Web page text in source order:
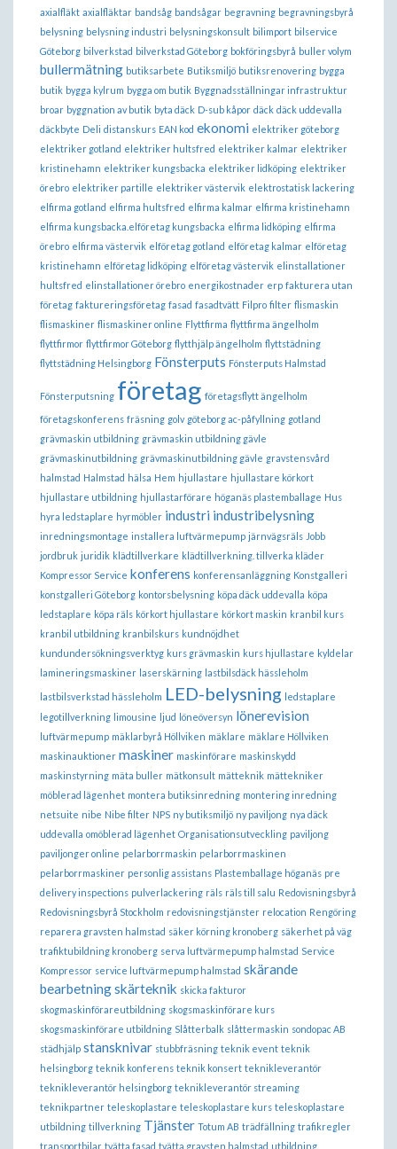
axialfläkt axialfläktar bandsåg bandsågar begravning begravningsbyrå
belysning belysning industri belysningskonsult bilimport bilservice
Göteborg bilverkstad bilverkstad Göteborg bokföringsbyrå buller volym
bullermätning butiksarbete Butiksmiljö butiksrenovering bygga
butik bygga kylrum bygga om butik Byggnadsställningar infrastruktur
broar byggnation av butik byta däck D-sub kåpor däck däck uddevalla
däckbyte Deli distanskurs EAN kod ekonomi elektriker göteborg
elektriker gotland elektriker hultsfred elektriker kalmar elektriker
kristinehamn elektriker kungsbacka elektriker lidköping elektriker
örebro elektriker partille elektriker västervik elektrostatisk lackering
elfirma gotland elfirma hultsfred elfirma kalmar elfirma kristinehamn
elfirma kungsbacka.elföretag kungsbacka elfirma lidköping elfirma
örebro elfirma västervik elföretag gotland elföretag kalmar elföretag
kristinehamn elföretag lidköping elföretag västervik elinstallationer
hultsfred elinstallationer örebro energikostnader erp fakturera utan
företag faktureringsföretag fasad fasadtvätt Filpro filter flismaskin
flismaskiner flismaskiner online Flyttfirma flyttfirma ängelholm
flyttfirmor flyttfirmor Göteborg flytthjälp ängelholm flyttstädning
flyttstädning Helsingborg Fönsterputs Fönsterputs Halmstad
Fönsterputsning företag företagsflytt ängelholm
företagskonferens fräsning golv göteborg ac-påfyllning gotland
grävmaskin utbildning grävmaskin utbildning gävle
grävmaskinutbildning grävmaskinutbildning gävle gravstensvård
halmstad Halmstad hälsa Hem hjullastare hjullastare körkort
hjullastare utbildning hjullastarförare höganäs plastemballage Hus
hyra ledstaplare hyrmöbler industri industribelysning
inredningsmontage installera luftvärmepump järnvägsräls Jobb
jordbruk juridik klädtillverkare klädtillverkning. tillverka kläder
Kompressor Service konferens konferensanläggning Konstgalleri
konstgalleri Göteborg kontorsbelysning köpa däck uddevalla köpa
ledstaplare köpa räls körkort hjullastare körkort maskin kranbil kurs
kranbil utbildning kranbilskurs kundnöjdhet
kundundersökningsverktyg kurs grävmaskin kurs hjullastare kyldelar
lamineringsmaskiner laserskärning lastbilsdäck hässleholm
lastbilsverkstad hässleholm LED-belysning ledstaplare
legotillverkning limousine ljud löneöversyn lönerevision
luftvärmepump mäklarbyrå Höllviken mäklare mäklare Höllviken
maskinauktioner maskiner maskinförare maskinskydd
maskinstyrning mäta buller mätkonsult mätteknik mättekniker
möblerad lägenhet montera butiksinredning montering inredning
netsuite nibe Nibe filter NPS ny butiksmiljö ny paviljong nya däck
uddevalla omöblerad lägenhet Organisationsutveckling paviljong
paviljonger online pelarborrmaskin pelarborrmaskinen
pelarborrmaskiner personlig assistans Plastemballage höganäs pre
delivery inspections pulverlackering räls räls till salu Redovisningsbyrå
Redovisningsbyrå Stockholm redovisningstjänster relocation Rengöring
reparera gravsten halmstad säker körning kronoberg säkerhet på väg
trafiktubildning kronoberg serva luftvärmepump halmstad Service
Kompressor service luftvärmepump halmstad skärande
bearbetningskärteknik skicka fakturor
skogmaskinförareutbildning skogsmaskinförare kurs
skogsmaskinförare utbildning Slåtterbalk slåttermaskin sondopac AB
städhjälp stansknivar stubbfräsning teknik event teknik
helsingborg teknik konferens teknik konsert teknikleverantör
teknikleverantör helsingborg teknikleverantör streaming
teknikpartner teleskoplastare teleskoplastare kurs teleskoplastare
utbildning tillverkning Tjänster Totum AB trädfällning trafikregler
transportbilar tvätta fasad tvätta gravsten halmstad utbildning